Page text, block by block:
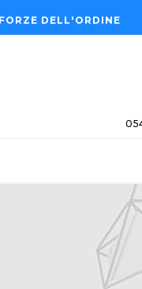
FORZE DELL'ORDINE